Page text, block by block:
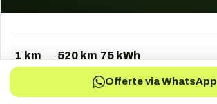
1 km
Tellerstand
520 km
Actieradius
75 kWh
Accu
Offerte via WhatsApp